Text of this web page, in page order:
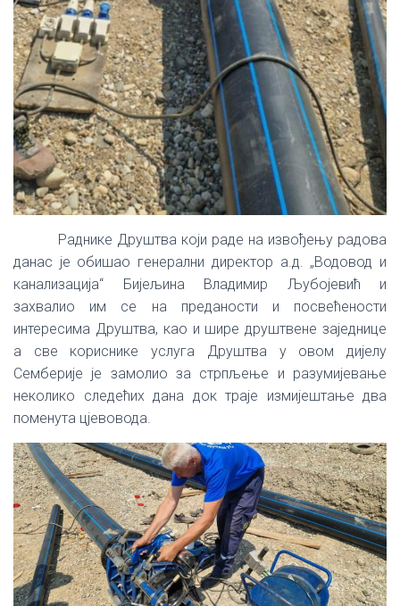
Раднике Друштва који раде на извођењу радова
данас је обишао генерални директор а.д. „Водовод и
канализација“ Бијељина Владимир Љубојевић и
захвалио им се на преданости и посвећености
интересима Друштва, као и шире друштвене заједнице
а све кориснике услуга Друштва у овом дијелу
Семберије је замолио за стрпљење и разумијевање
неколико следећих дана док траје измијештање два
поменута цјевовода.